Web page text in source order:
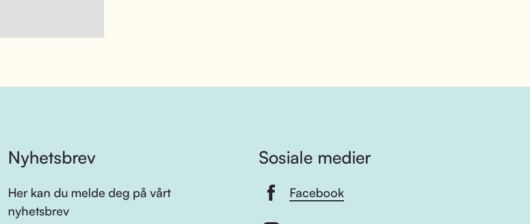
Nyhetsbrev
Her kan du melde deg på vårt
nyhetsbrev
Sosiale medier
Facebook